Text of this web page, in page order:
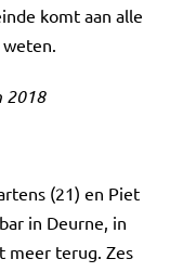
komt aan alle
2018
(21) en Piet
in Deurne, in
meer terug. Zes